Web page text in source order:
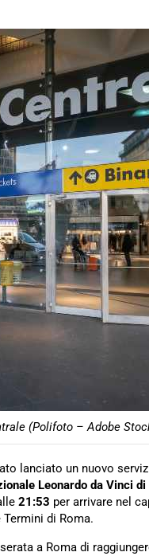
(Polifoto – Adobe
lanciato un nuovo
Leonardo da Vinci di
21:53 per arrivare nel
di Roma.
a Roma di